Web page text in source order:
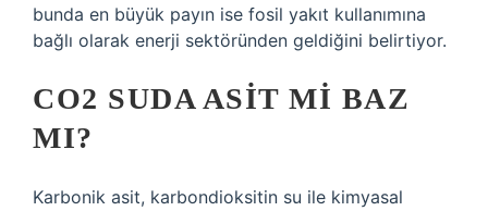
bunda en büyük payın ise fosil yakıt kullanımına
bağlı olarak enerji sektöründen geldiğini belirtiyor.
CO2 SUDA ASIT MI BAZ
MI?
Karbonik asit, karbondioksitin su ile kimyasal